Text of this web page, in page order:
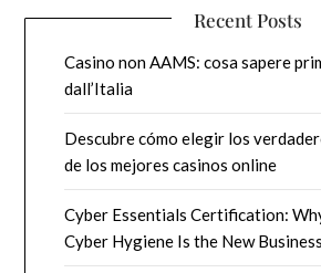
Recent Posts
Casino non AAMS: cosa sapere
dall’Italia
Descubre cómo elegir los
de los mejores casinos online
Cyber Essentials Certification:
Cyber Hygiene Is the New